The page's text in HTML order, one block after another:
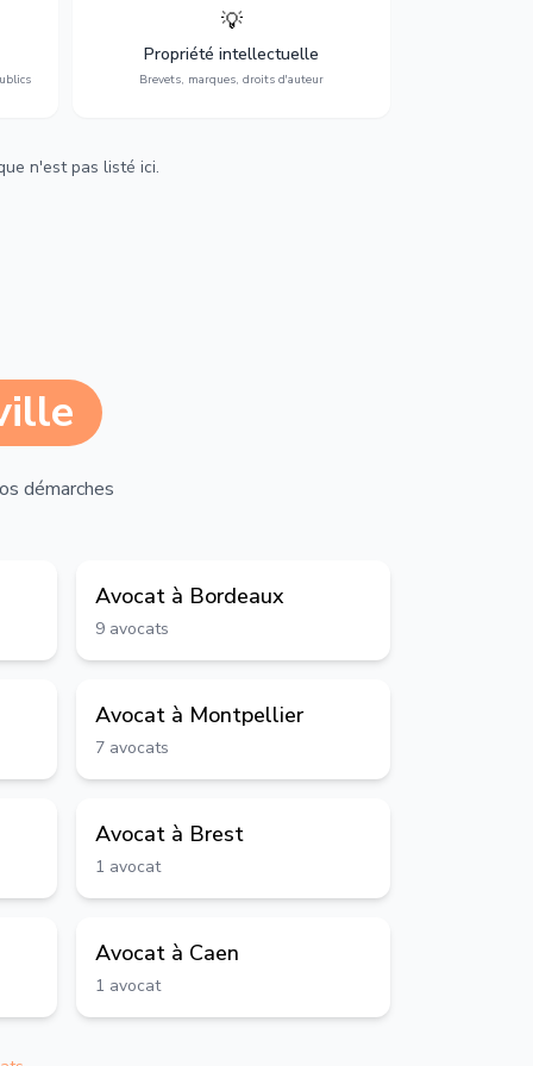
💡
Propriété intellectuelle
Brevets, marques, droits d'auteur
Protection de vos créations : brevets,
marques, droits d'auteur et lutte contre la
contrefaçon.
n'est pas listé ici.
démarches
Avocat à Bordeaux
9 avocats
Avocat à Montpellier
7 avocats
Avocat à Brest
1 avocat
Avocat à Caen
1 avocat